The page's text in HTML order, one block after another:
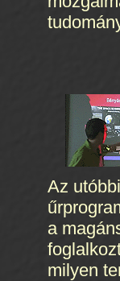
Az
a
milyen